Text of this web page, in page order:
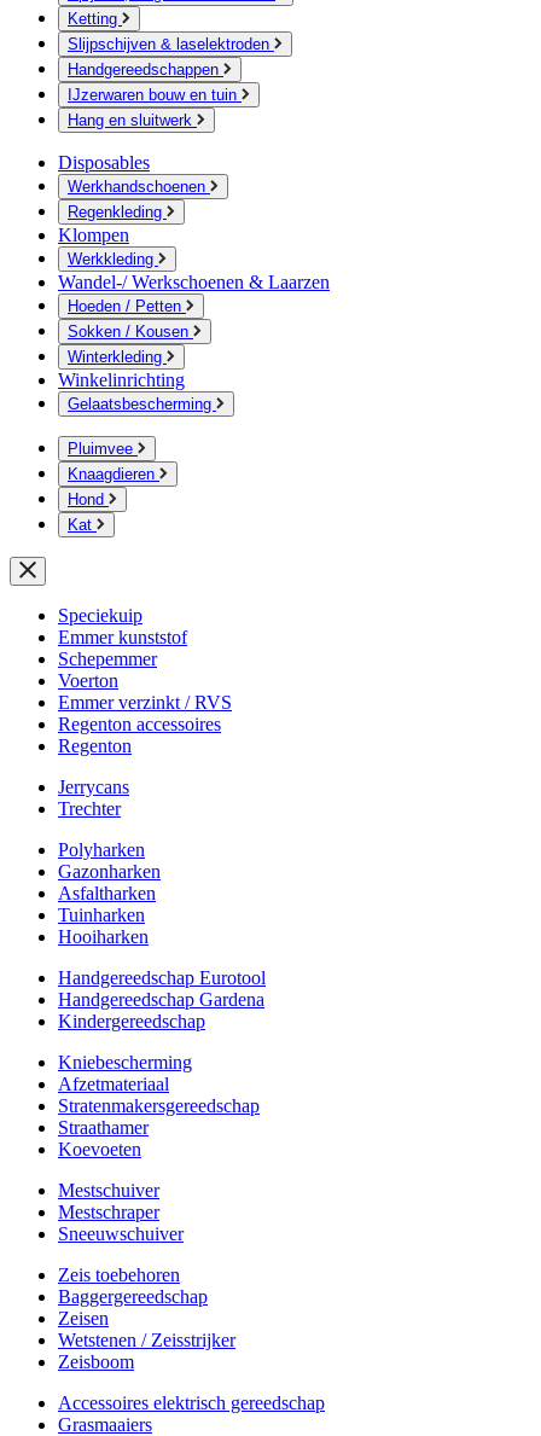
Ketting
Slijpschijven & laselektroden
Handgereedschappen
IJzerwaren bouw en tuin
Hang en sluitwerk
Disposables
Werkhandschoenen
Regenkleding
Klompen
Werkkleding
Wandel-/ Werkschoenen & Laarzen
Hoeden / Petten
Sokken / Kousen
Winterkleding
Winkelinrichting
Gelaatsbescherming
Pluimvee
Knaagdieren
Hond
Kat
Speciekuip
Emmer kunststof
Schepemmer
Voerton
Emmer verzinkt / RVS
Regenton accessoires
Regenton
Jerrycans
Trechter
Polyharken
Gazonharken
Asfaltharken
Tuinharken
Hooiharken
Handgereedschap Eurotool
Handgereedschap Gardena
Kindergereedschap
Kniebescherming
Afzetmateriaal
Stratenmakersgereedschap
Straathamer
Koevoeten
Mestschuiver
Mestschraper
Sneeuwschuiver
Zeis toebehoren
Baggergereedschap
Zeisen
Wetstenen / Zeisstrijker
Zeisboom
Accessoires elektrisch gereedschap
Grasmaaiers